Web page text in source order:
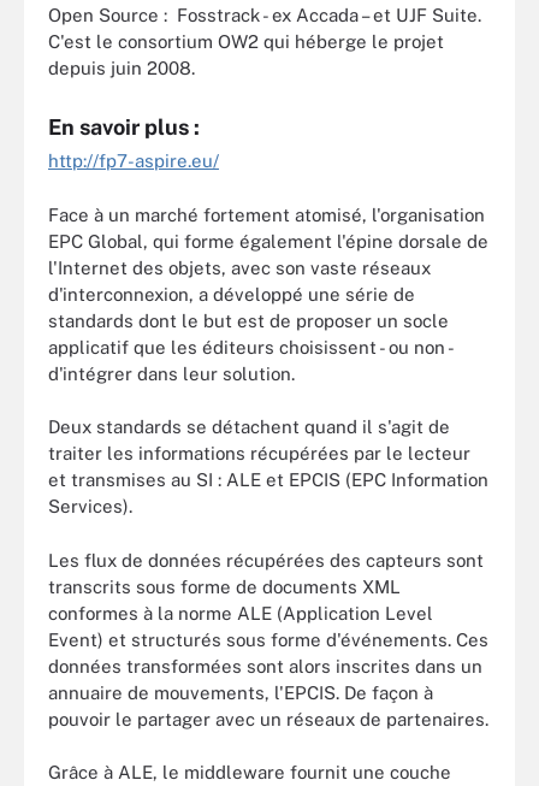
Open Source : Fosstrack - ex Accada – et UJF Suite.
C'est le consortium OW2 qui héberge le projet
depuis juin 2008.
En savoir plus :
http://fp7-aspire.eu/
Face à un marché fortement atomisé, l'organisation
EPC Global, qui forme également l'épine dorsale de
l'Internet des objets, avec son vaste réseaux
d'interconnexion, a développé une série de
standards dont le but est de proposer un socle
applicatif que les éditeurs choisissent - ou non -
d'intégrer dans leur solution.
Deux standards se détachent quand il s'agit de
traiter les informations récupérées par le lecteur
et transmises au SI : ALE et EPCIS (EPC Information
Services).
Les flux de données récupérées des capteurs sont
transcrits sous forme de documents XML
conformes à la norme ALE (Application Level
Event) et structurés sous forme d'événements. Ces
données transformées sont alors inscrites dans un
annuaire de mouvements, l'EPCIS. De façon à
pouvoir le partager avec un réseaux de partenaires.
Grâce à ALE, le middleware fournit une couche